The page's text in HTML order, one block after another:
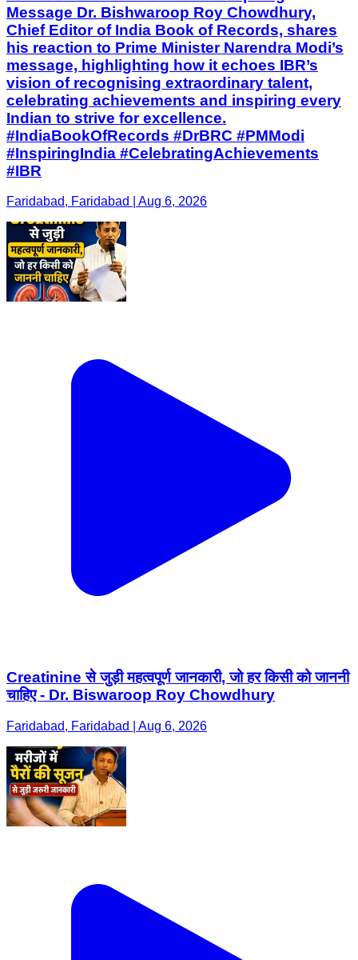
Message Dr. Bishwaroop Roy Chowdhury,
Chief Editor of India Book of Records, shares
his reaction to Prime Minister Narendra Modi’s
message, highlighting how it echoes IBR’s
vision of recognising extraordinary talent,
celebrating achievements and inspiring every
Indian to strive for excellence.
#IndiaBookOfRecords #DrBRC #PMModi
#InspiringIndia #CelebratingAchievements
#IBR
Faridabad, Faridabad | Aug 6, 2026
Creatinine से जुड़ी महत्वपूर्ण जानकारी, जो हर किसी को जाननी
चाहिए - Dr. Biswaroop Roy Chowdhury
Faridabad, Faridabad | Aug 6, 2026